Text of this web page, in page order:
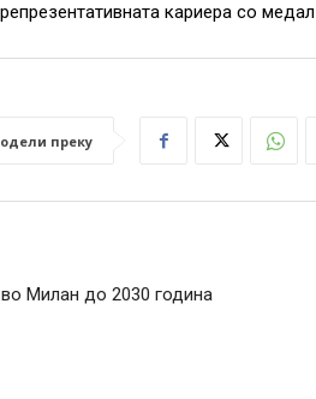
кариера со
преку
во Милан до 2030 година